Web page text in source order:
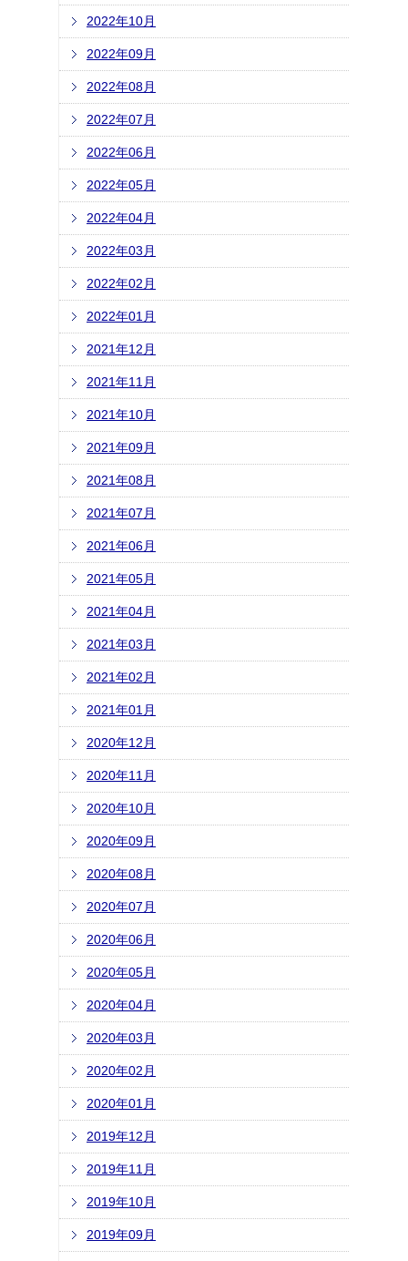
2022年10月
2022年09月
2022年08月
2022年07月
2022年06月
2022年05月
2022年04月
2022年03月
2022年02月
2022年01月
2021年12月
2021年11月
2021年10月
2021年09月
2021年08月
2021年07月
2021年06月
2021年05月
2021年04月
2021年03月
2021年02月
2021年01月
2020年12月
2020年11月
2020年10月
2020年09月
2020年08月
2020年07月
2020年06月
2020年05月
2020年04月
2020年03月
2020年02月
2020年01月
2019年12月
2019年11月
2019年10月
2019年09月